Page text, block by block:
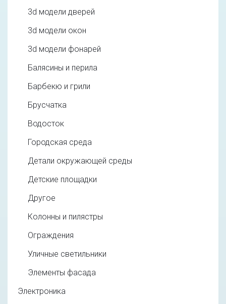
3d модели дверей
3d модели окон
3d модели фонарей
Балясины и перила
Барбекю и грили
Брусчатка
Водосток
Городская среда
Детали окружающей среды
Детские площадки
Другое
Колонны и пилястры
Ограждения
Уличные светильники
Элементы фасада
Электроника